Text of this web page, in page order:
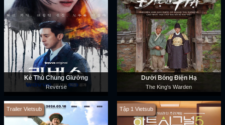
Kẻ Thù Chung Giường
Reverse
Dưới Bóng Điện Hạ
The King's Warden
Trailer Vietsub Tập 1 Vietsub